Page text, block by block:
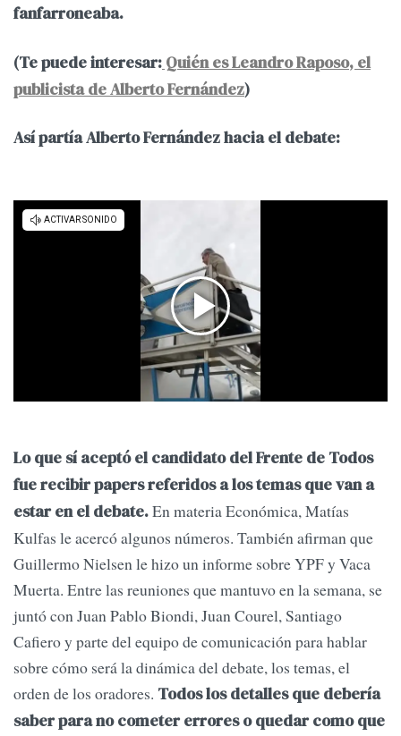
fanfarroneaba.
(Te puede interesar: Quién es Leandro Raposo, el
publicista de Alberto Fernández)
Así partía Alberto Fernández hacia el debate:
Lo que sí aceptó el candidato del Frente de Todos
fue recibir papers referidos a los temas que van a
estar en el debate.En materia Económica, Matías
Kulfas le acercó algunos números. También afirman que
Guillermo Nielsen le hizo un informe sobre YPF y Vaca
Muerta. Entre las reuniones que mantuvo en la semana, se
juntó con Juan Pablo Biondi, Juan Courel, Santiago
Cafiero y parte del equipo de comunicación para hablar
sobre cómo será la dinámica del debate, los temas, el
orden de los oradores. Todos los detalles que debería
saber para no cometer errores o quedar como que